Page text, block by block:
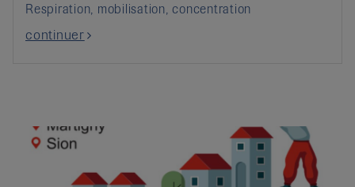
Respiration, mobilisation, concentration
continuer